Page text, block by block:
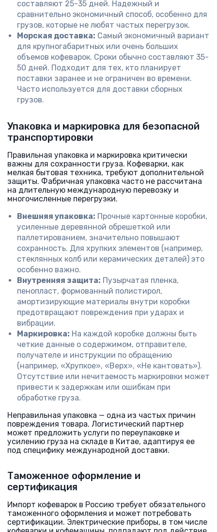
составляют 25-35 дней. Надежный и
сравнительно экономичный способ, особенно для
грузов, которые не любят частых перегрузок.
Морская доставка: Самый экономичный вариант
для крупногабаритных или очень больших
объемов кофеварок. Сроки обычно составляют 35-
50 дней. Подходит для тех, кто планирует
поставки заранее и не ограничен во времени.
Часто используется для доставки сборных
грузов.
Упаковка и маркировка для безопасной
транспортировки
Правильная упаковка и маркировка критически
важны для сохранности груза. Кофеварки, как
мелкая бытовая техника, требуют дополнительной
защиты. Фабричная упаковка часто не рассчитана
на длительную международную перевозку и
многочисленные перегрузки.
Внешняя упаковка: Прочные картонные коробки,
усиленные деревянной обрешеткой или
паллетированием, значительно повышают
сохранность. Для хрупких элементов (например,
стеклянных колб или керамических деталей) это
особенно важно.
Внутренняя защита: Пузырчатая пленка,
пенопласт, формованный полистирол,
амортизирующие материалы внутри коробки
предотвращают повреждения при ударах и
вибрации.
Маркировка: На каждой коробке должны быть
четкие данные о содержимом, отправителе,
получателе и инструкции по обращению
(например, «Хрупкое», «Верх», «Не кантовать»).
Отсутствие или нечитаемость маркировки может
привести к задержкам или ошибкам при
обработке груза.
Неправильная упаковка — одна из частых причин
повреждения товара. Логистический партнер
может предложить услуги по переупаковке и
усилению груза на складе в Китае, адаптируя ее
под специфику международной доставки.
Таможенное оформление и
сертификация
Импорт кофеварок в Россию требует обязательного
таможенного оформления и может потребовать
сертификации. Электрические приборы, в том числе